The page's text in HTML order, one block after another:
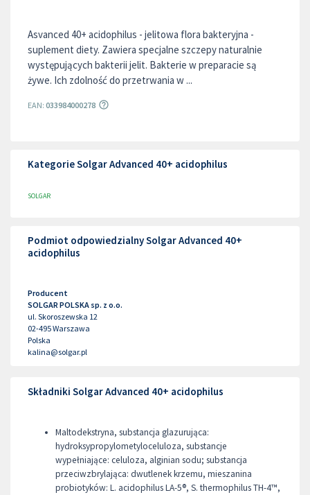
Asvanced 40+ acidophilus - jelitowa flora bakteryjna -
suplement diety. Zawiera specjalne szczepy naturalnie
występujących bakterii jelit. Bakterie w preparacie są
żywe. Ich zdolność do przetrwania w ...
EAN: 033984000278
Kategorie Solgar Advanced 40+ acidophilus
SOLGAR
Podmiot odpowiedzialny Solgar Advanced 40+
acidophilus
Producent
SOLGAR POLSKA sp. z o.o.
ul. Skoroszewska 12
02-495Warszawa
Polska
kalina@solgar.pl
Składniki Solgar Advanced 40+ acidophilus
Maltodekstryna, substancja glazurująca:
hydroksypropylometyloceluloza, substancje
wypełniające: celuloza, alginian sodu; substancja
przeciwzbrylająca: dwutlenek krzemu, mieszanina
probiotyków: L. acidophilus LA-5®, S. thermophilus TH-4™,